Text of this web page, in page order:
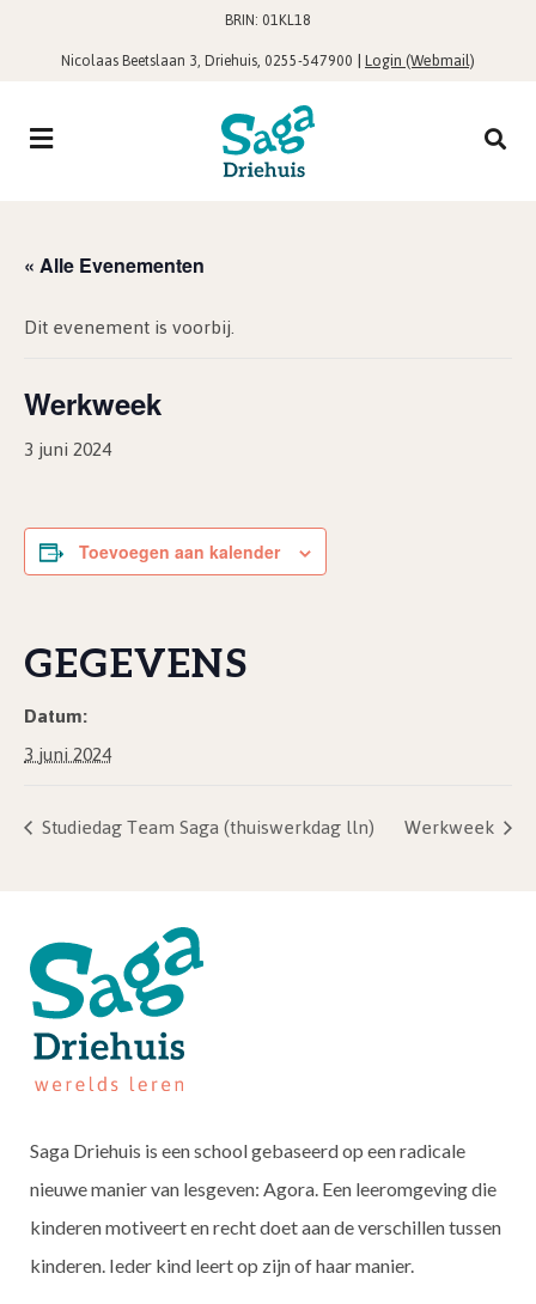
BRIN: 01KL18
Nicolaas Beetslaan 3, Driehuis, 0255-547900 |Login (Webmail)
« Alle Evenementen
Dit evenement is voorbij.
Werkweek
3 juni 2024
Toevoegen aan kalender
GEGEVENS
Datum:
3 juni 2024
Studiedag Team Saga (thuiswerkdag lln)
Werkweek
Saga Driehuis is een school gebaseerd op een radicale
nieuwe manier van lesgeven: Agora. Een leeromgeving die
kinderen motiveert en recht doet aan de verschillen tussen
kinderen. Ieder kind leert op zijn of haar manier.